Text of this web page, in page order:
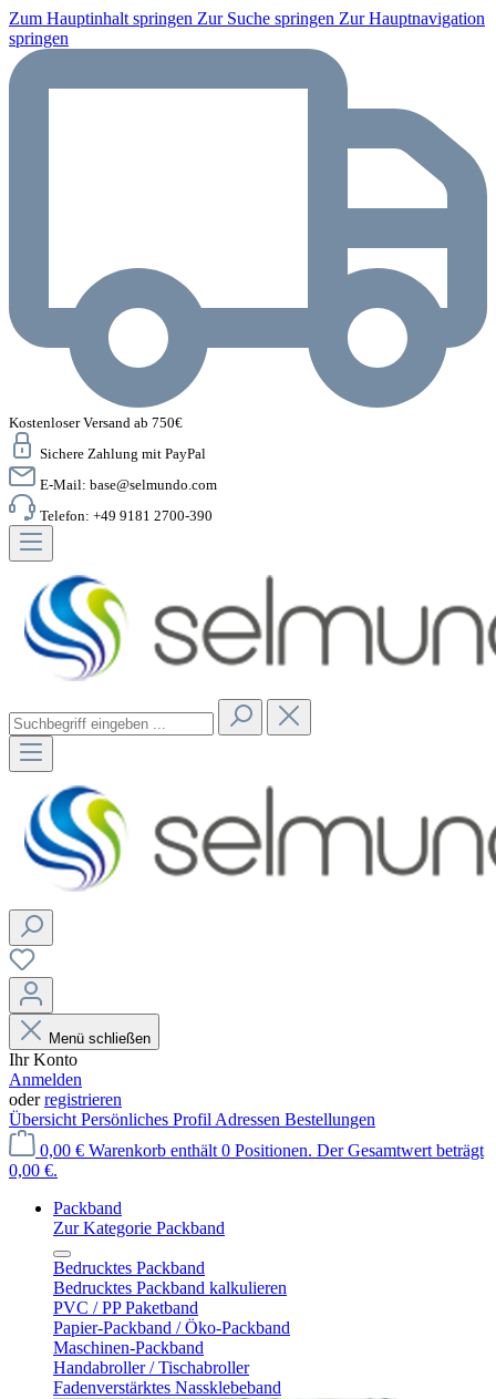
Zum Hauptinhalt springen Zur Suche springen Zur Hauptnavigation
springen
Kostenloser Versand ab 750€
Sichere Zahlung mit PayPal
E-Mail: base@selmundo.com
Telefon: +49 9181 2700-390
Menü schließen
Ihr Konto
Anmelden
oderregistrieren
Übersicht Persönliches Profil Adressen Bestellungen
0,00 € Warenkorb enthält 0 Positionen. Der Gesamtwert beträgt
0,00 €.
Packband
Zur Kategorie Packband
Bedrucktes Packband
Bedrucktes Packband kalkulieren
PVC / PP Paketband
Papier-Packband / Öko-Packband
Maschinen-Packband
Handabroller / Tischabroller
Fadenverstärktes Nassklebeband